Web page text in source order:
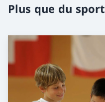
Plus que du sport